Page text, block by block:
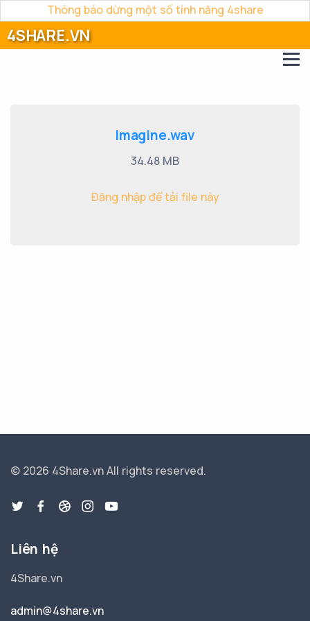
Thông báo dừng một số tính năng 4share
4SHARE.VN
Imagine.wav
34.48 MB
Đăng nhập để tải file này
© 2026 4Share.vnAll rights reserved.
Liên hệ
4Share.vn
admin@4share.vn